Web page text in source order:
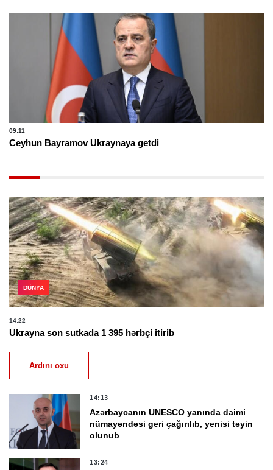
09:11
Ceyhun Bayramov Ukraynaya getdi
DÜNYA
14:22
Ukrayna son sutkada 1 395 hərbçi itirib
Ardını oxu
14:13
Azərbaycanın UNESCO yanında daimi
nümayəndəsi geri çağırılıb, yenisi təyin
olunub
13:24